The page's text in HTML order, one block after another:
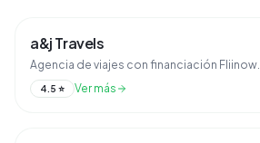
a&j Travels
Agencia de viajes con financiación Fliinow.
4.5 ⭐ Ver más